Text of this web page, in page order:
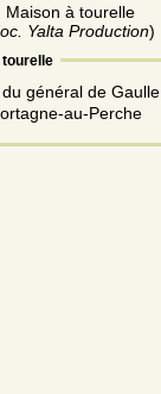
Maison à tourelle
Yalta Production)
tourelle
général de Gaulle
au-Perche